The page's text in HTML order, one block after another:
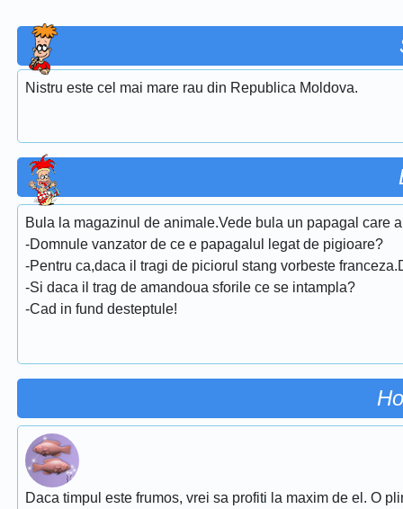
Nistru este cel mai mare rau din Republica Moldova.
Bula la magazinul de animale.Vede bula un papagal care
-Domnule vanzator de ce e papagalul legat de pigioare?
-Pentru ca,daca il tragi de piciorul stang vorbeste
-Si daca il trag de amandoua sforile ce se intampla?
-Cad in fund desteptule!
Daca timpul este frumos, vrei sa profiti la maxim de el. O